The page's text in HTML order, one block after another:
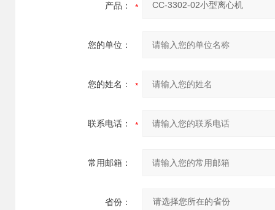
产品：
您的单位：
您的姓名：
联系电话：
常用邮箱：
省份：